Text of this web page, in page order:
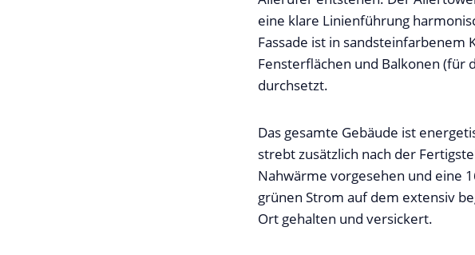
eine klare Linienführung
Fassade ist in
Fensterflächen und Balkonen (für
durchsetzt.
Das gesamte Gebäude ist
strebt zusätzlich nach der
Nahwärme vorgesehen und eine
grünen Strom auf dem extensiv
Ort gehalten und versickert.